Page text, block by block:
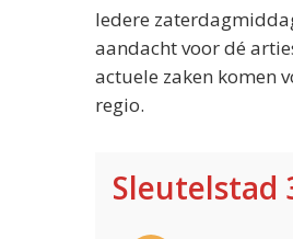
Iedere
aandacht voor dé
actuele zaken komen
regio.
Sleutelstad